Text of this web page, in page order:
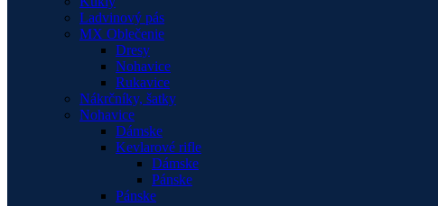
Ladvinový pás
MX Oblečenie
Dresy
Nohavice
Rukavice
Nákrčníky, šatky
Nohavice
Dámske
Kevlarové rifle
Dámske
Pánske
Pánske